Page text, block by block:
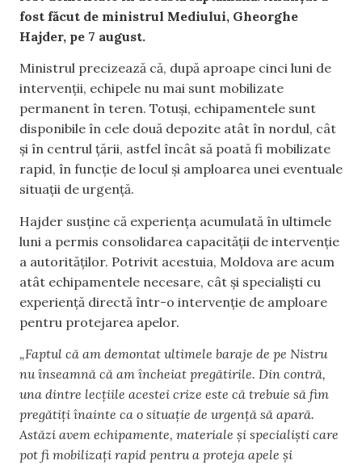
fost făcut de ministrul Mediului, Gheorghe
Hajder, pe 7 august.
Ministrul precizează că, după aproape cinci luni de
intervenții, echipele nu mai sunt mobilizate
permanent în teren. Totuși, echipamentele sunt
disponibile în cele două depozite atât în nordul, cât
și în centrul țării, astfel încât să poată fi mobilizate
rapid, în funcție de locul și amploarea unei eventuale
situații de urgență.
Hajder susține că experiența acumulată în ultimele
luni a permis consolidarea capacității de intervenție
a autorităților. Potrivit acestuia, Moldova are acum
atât echipamentele necesare, cât și specialiști cu
experiență directă într-o intervenție de amploare
pentru protejarea apelor.
„Faptul că am demontat ultimele baraje de pe Nistru
nu înseamnă că am încheiat pregătirile. Din contră,
una dintre lecțiile acestei crize este că trebuie să fim
pregătiți înainte ca o situație de urgență să apară.
Astăzi avem echipamente, materiale și specialiști care
pot fi mobilizați rapid pentru a proteja apele și